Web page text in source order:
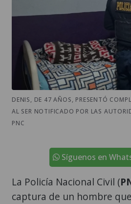
DENIS, DE 47 AÑOS, PRESENTÓ
AL SER NOTIFICADO POR LAS
PNC
Síguenos en
La Policía Nacional Civil (
captura de un hombre